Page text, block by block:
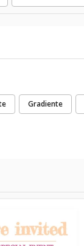
Gradiente